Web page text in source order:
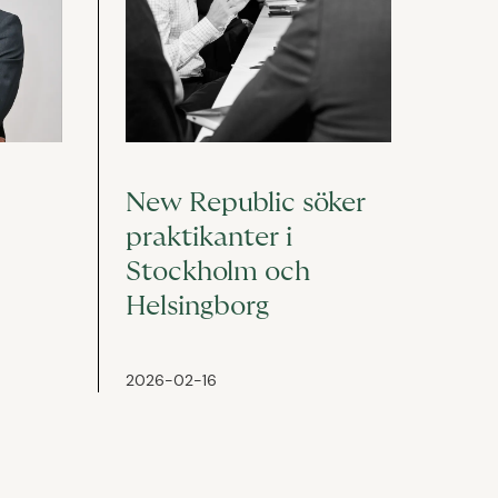
New Republic söker
praktikanter i
Stockholm och
Helsingborg
2026-02-16